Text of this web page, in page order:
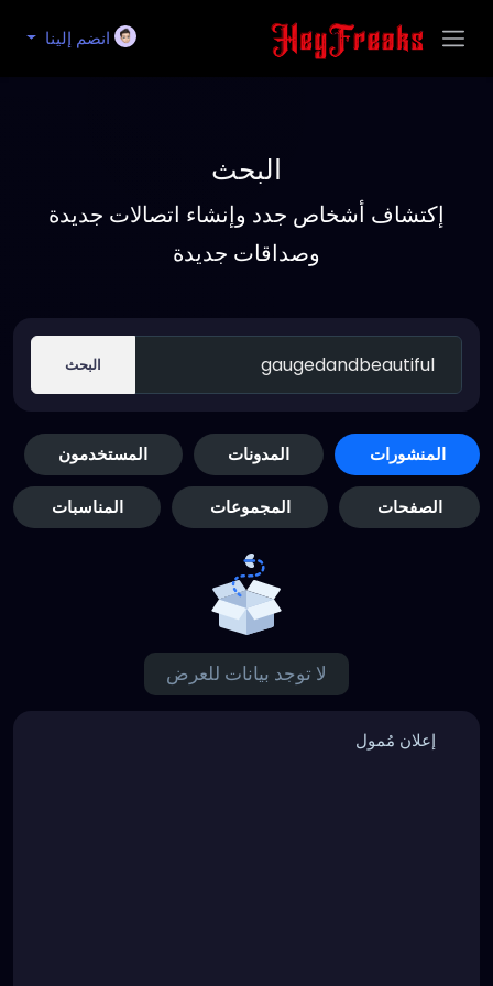
انضم إلينا
البحث
إكتشاف أشخاص جدد وإنشاء اتصالات جديدة
وصداقات جديدة
البحث
المنشورات المدونات المستخدمون
الصفحات المجموعات المناسبات
لا توجد بيانات للعرض
إعلان مُمول